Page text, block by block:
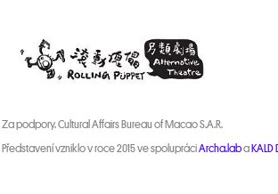
Za podpory. Cultural Affairs Bureau of Macao S.A.R.
Představení vzniklo v roce 2015 ve spolupráciArcha.laba KALD